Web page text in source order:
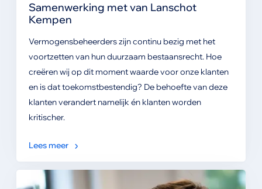
Samenwerking met van Lanschot
Kempen
Vermogensbeheerders zijn continu bezig met het
voortzetten van hun duurzaam bestaansrecht. Hoe
creëren wij op dit moment waarde voor onze klanten
en is dat toekomstbestendig? De behoefte van deze
klanten verandert namelijk én klanten worden
kritischer.
Lees meer